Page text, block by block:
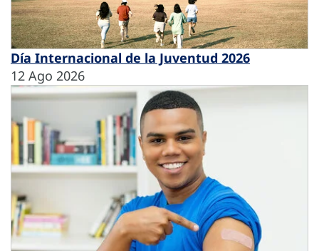
Día Internacional de la Juventud 2026
12 Ago 2026